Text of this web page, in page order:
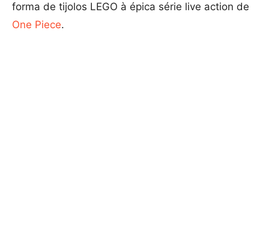
forma de tijolos LEGO à épica série live action de
One Piece.